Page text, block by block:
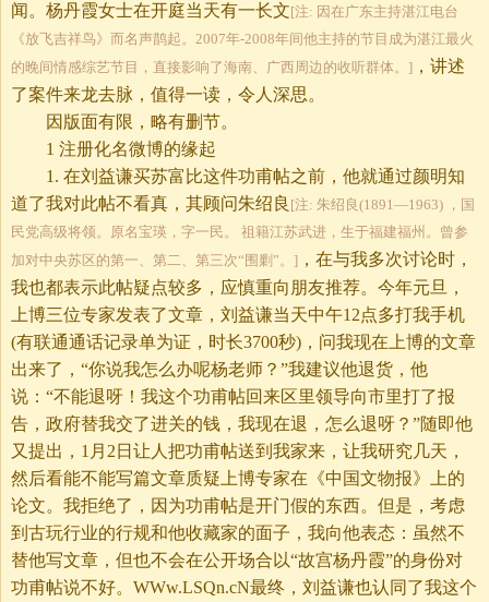
闻。杨丹霞女士在开庭当天有一长文[注: 因在广东主持湛江电台
《放飞吉祥鸟》而名声鹊起。2007年-2008年间他主持的节目成为湛江最火
的晚间情感综艺节目，直接影响了海南、广西周边的收听群体。] ，讲述
了案件来龙去脉，值得一读，令人深思。
因版面有限，略有删节。
1 注册化名微博的缘起
1. 在刘益谦买苏富比这件功甫帖之前，他就通过颜明知
道了我对此帖不看真，其顾问朱绍良 [注: 朱绍良(1891—1963) ，国
民党高级将领。原名宝瑛，字一民。 祖籍江苏武进，生于福建福州。曾参
加对中央苏区的第一、第二、第三次“围剿”。] ，在与我多次讨论时，
我也都表示此帖疑点较多，应慎重向朋友推荐。今年元旦，
上博三位专家发表了文章，刘益谦当天中午12点多打我手机
(有联通通话记录单为证，时长3700秒)，问我现在上博的文章
出来了，“你说我怎么办呢杨老师？”我建议他退货，他
说：“不能退呀！我这个功甫帖回来区里领导向市里打了报
告，政府替我交了进关的钱，我现在退，怎么退呀？”随即他
又提出，1月2日让人把功甫帖送到我家来，让我研究几天，
然后看能不能写篇文章质疑上博专家在《中国文物报》上的
论文。我拒绝了，因为功甫帖是开门假的东西。但是，考虑
到古玩行业的行规和他收藏家的面子，我向他表态：虽然不
替他写文章，但也不会在公开场合以“故宫杨丹霞”的身份对
功甫帖说不好。WWw.LSQn.cN最终，刘益谦也认同了我这个